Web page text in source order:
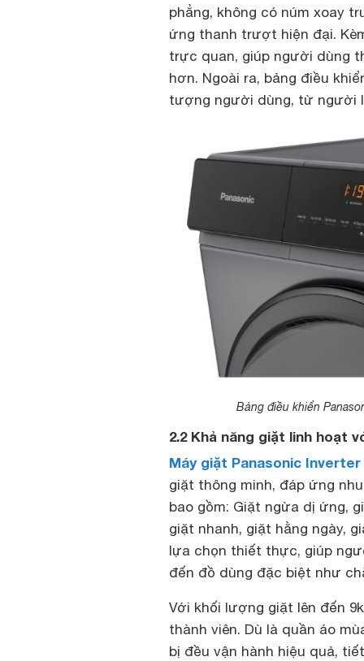
phẳng, không có núm xoay
ứng thanh trượt hiện đại.
trực quan, giúp người dùng
hơn. Ngoài ra, bảng điều
tượng người dùng, từ người
Bảng điều khiển
2.2 Khả năng giặt linh
Máy giặt Panasonic Inverter
giặt thông minh, đáp ứng
bao gồm: Giặt ngừa dị ứng,
giặt nhanh, giặt hằng ngày,
lựa chọn thiết thực, giúp
đến đồ dùng đặc biệt như
Với khối lượng giặt lên đến
thành viên. Dù là quần áo
bị đều vận hành hiệu quả,